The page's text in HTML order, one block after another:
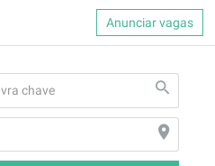
Anunciar vagas